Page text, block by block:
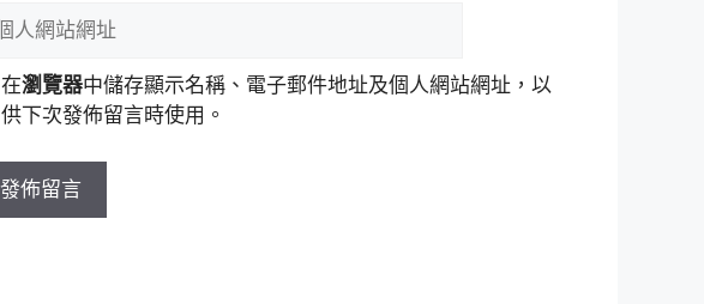
在瀏覽器中儲存顯示名稱、電子郵件地址及個人網站網址，以
供下次發佈留言時使用。